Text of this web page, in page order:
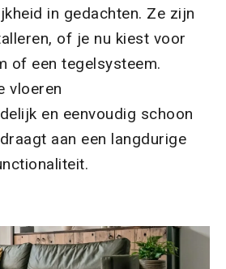
in gedachten. Ze zijn
of je nu kiest voor
of een tegelsysteem.
vloeren
en eenvoudig schoon
aan een langdurige